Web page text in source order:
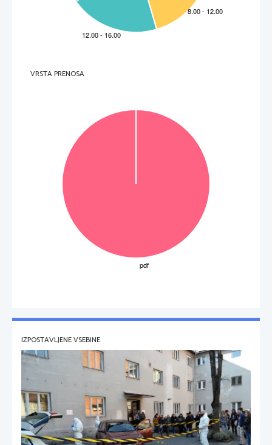
1.                   2.                   3.                   4.                   5.                   6.                   7.
VRSTA PRENOSA
IZPOSTAVLJENE VSEBINE